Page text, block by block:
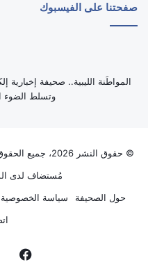
صفحتنا على الفيسبوك
‏المواطَنة الليبية.. صحيفة إخبارية
وتسلط الضوء
© حقوق النشر 2026، جميع الحقوق محفوظة |
مُستضاف لدى
حول الصحيفة
سياسة الخصوصية